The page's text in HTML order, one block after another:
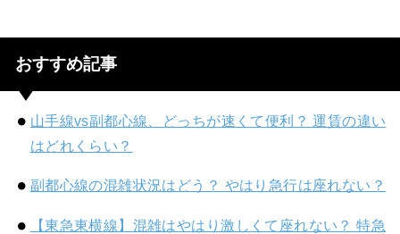
おすすめ記事
山手線vs副都心線、どっちが速くて便利？ 運賃の違い
はどれくらい？
副都心線の混雑状況はどう？ やはり急行は座れない？
【東急東横線】混雑はやはり激しくて座れない？ 特急